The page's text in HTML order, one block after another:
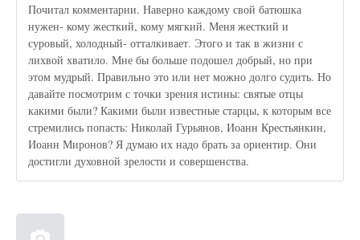
Почитал комментарии. Наверно каждому свой батюшка
нужен- кому жесткий, кому мягкий. Меня жесткий и
суровый, холодный- отталкивает. Этого и так в жизни с
лихвой хватило. Мне бы больше подошел добрый, но при
этом мудрый. Правильно это или нет можно долго судить. Но
давайте посмотрим с точки зрения истины: святые отцы
какими были? Какими были известные старцы, к которым все
стремились попасть: Николай Гурьянов, Иоанн Крестьянкин,
Иоанн Миронов? Я думаю их надо брать за ориентир. Они
достигли духовной зрелости и совершенства.